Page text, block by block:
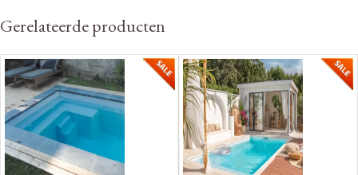
Gerelateerde producten